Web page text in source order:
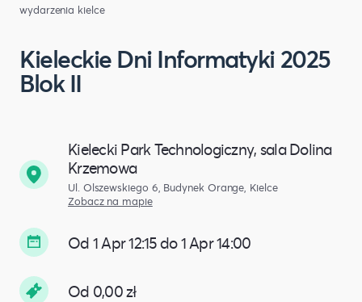
wydarzenia kielce
Kieleckie Dni Informatyki 2025
Blok II
Kielecki Park Technologiczny, sala Dolina
Krzemowa
Ul. Olszewskiego 6, Budynek Orange, Kielce
Zobacz na mapie
Od 1 Apr 12:15 do 1 Apr 14:00
Od 0,00 zł